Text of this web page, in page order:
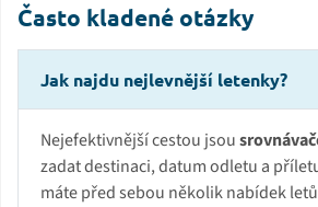
Často kladené otázky
Jak najdu nejlevnější letenky?
Nejefektivnější cestou jsou
zadat destinaci, datum odletu a
máte před sebou několik nabídek